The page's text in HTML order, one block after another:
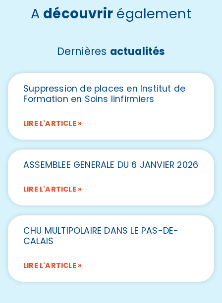
A découvrir également
Dernières actualités
Suppression de places en Institut de
Formation en Soins Iinfirmiers
LIRE L'ARTICLE »
ASSEMBLEE GENERALE DU 6 JANVIER 2026
LIRE L'ARTICLE »
CHU MULTIPOLAIRE DANS LE PAS-DE-
CALAIS
LIRE L'ARTICLE »